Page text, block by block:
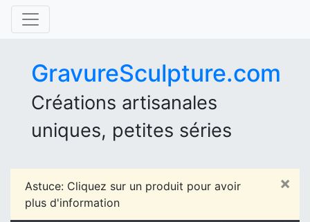
GravureSculpture.com
Créations artisanales
uniques, petites séries
×
Astuce: Cliquez sur un produit pour avoir
plus d'information